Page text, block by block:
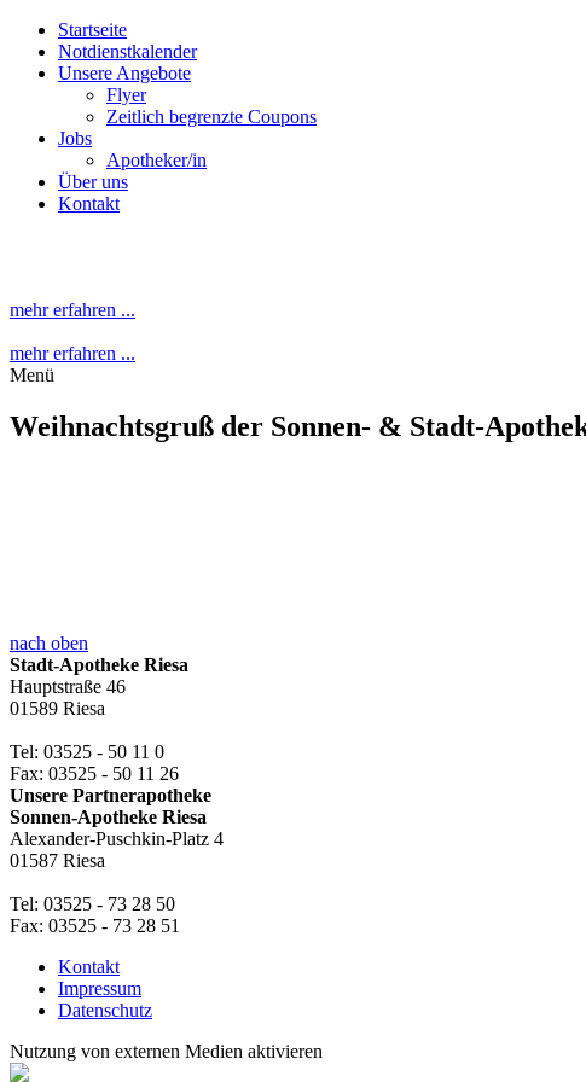
Startseite
Notdienstkalender
Unsere Angebote
Flyer
Zeitlich begrenzte Coupons
Jobs
Apotheker/in
Über uns
Kontakt
mehr erfahren ...
mehr erfahren ...
Menü
Weihnachtsgruß der Sonnen- & Stadt-
nach oben
Stadt-Apotheke Riesa
Hauptstraße 46
01589 Riesa
Tel: 03525 - 50 11 0
Fax: 03525 - 50 11 26
Unsere Partnerapotheke
Sonnen-Apotheke Riesa
Alexander-Puschkin-Platz 4
01587 Riesa
Tel: 03525 - 73 28 50
Fax: 03525 - 73 28 51
Kontakt
Impressum
Datenschutz
Nutzung von externen Medien aktivieren